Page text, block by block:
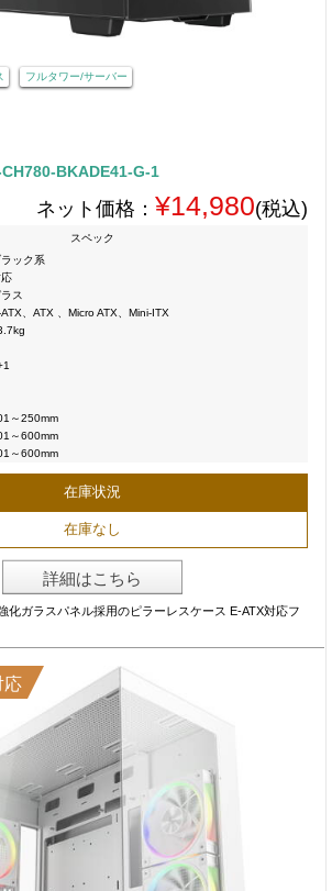
フルタワー/サーバー
BKADE41-G-1
ネット価格： ¥14,980(税込)
スペック
ラック系
ス
、ATX 、Micro ATX、Mini-ITX
～250mm
～600mm
～600mm
在庫状況
在庫なし
詳細はこちら
化ガラスパネル採用のピラーレスケース E-ATX対応フ
応